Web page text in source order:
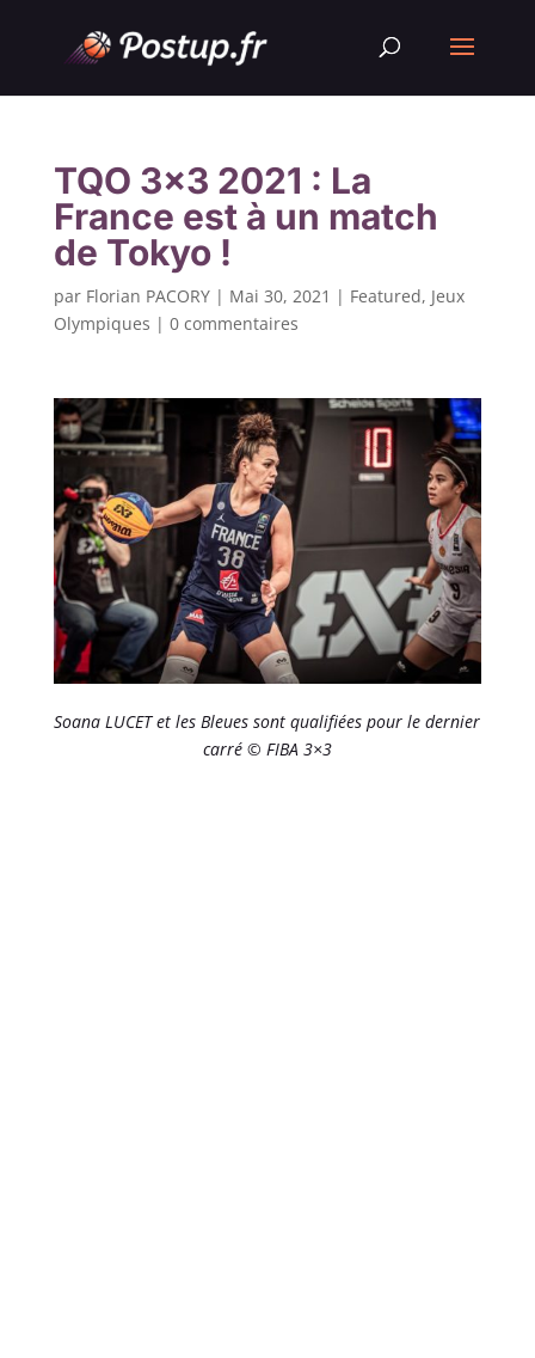
TQO 3×3 2021 : La
France est à un match
de Tokyo !
par Florian PACORY| Mai 30, 2021 | Featured, Jeux
Olympiques | 0 commentaires
Soana LUCET et les Bleues sont qualifiées pour le dernier
carré © FIBA 3×3